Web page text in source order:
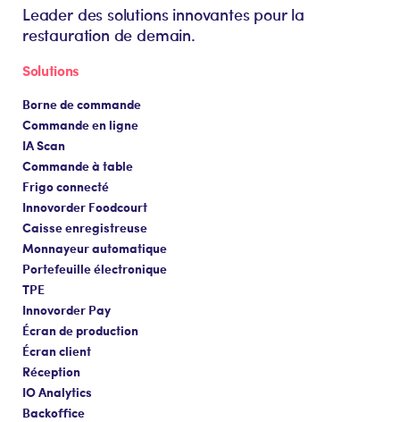
Leader des solutions innovantes pour la
restauration de demain.
Solutions
Borne de commande
Commande en ligne
IA Scan
Commande à table
Frigo connecté
Innovorder Foodcourt
Caisse enregistreuse
Monnayeur automatique
Portefeuille électronique
TPE
Innovorder Pay
Écran de production
Écran client
Réception
IO Analytics
Backoffice